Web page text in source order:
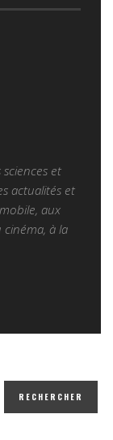
et
actualités et
aux
à la
RECHERCHER